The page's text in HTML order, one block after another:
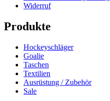
Widerruf
Produkte
Hockeyschläger
Goalie
Taschen
Textilien
Ausrüstung / Zubehör
Sale